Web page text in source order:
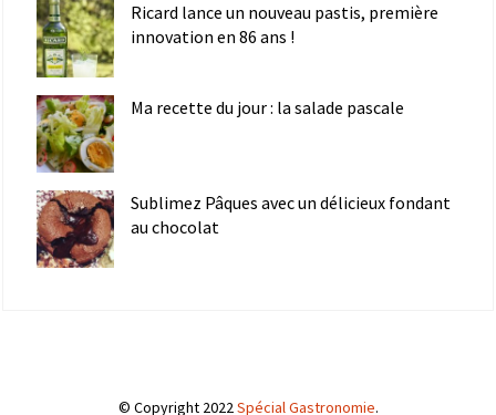
Ricard lance un nouveau pastis, première
innovation en 86 ans !
Ma recette du jour : la salade pascale
Sublimez Pâques avec un délicieux fondant
au chocolat
© Copyright 2022Spécial Gastronomie.